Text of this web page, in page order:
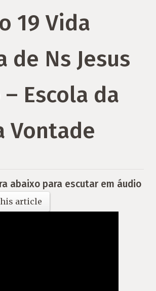
19 Vida
de Ns Jesus
Escola da
Vontade
abaixo para escutar em áudio
article